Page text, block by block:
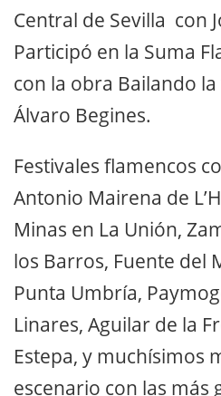
Central de Sevilla con
Participó en la Suma
con la obra Bailando
Álvaro Begines.
Festivales flamencos
Antonio Mairena de
Minas en La Unión,
los Barros, Fuente del
Punta Umbría,
Linares, Aguilar de la
Estepa, y muchísimos
escenario con las más